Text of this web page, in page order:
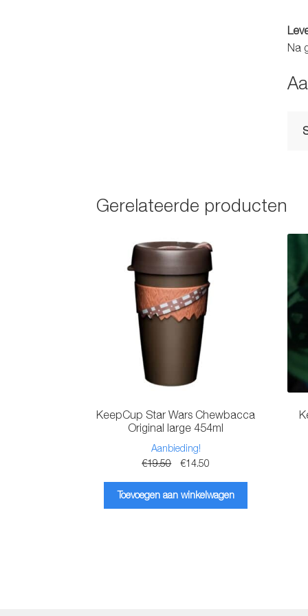
Na
Gerelateerde producten
KeepCup Star Wars Chewbacca
Original large 454ml
Aanbieding!
€19.50
Oorspronkelijke
was:
€19.50.
€14.50Huidige
is:
€14.50.
Toevoegen aan winkelwagen